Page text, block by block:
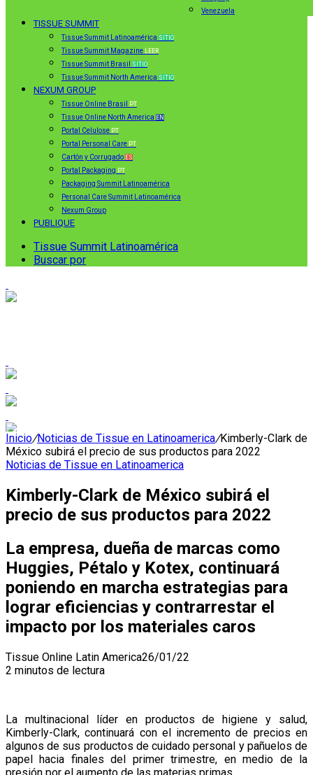
Venezuela
TISSUE SUMMIT
Tissue Summit Latinoamérica SITIO
Tissue Summit Magazine LEER
Tissue Summit Brasil SITIO
Tissue Summit North America SITIO
NEXUM GROUP
Tissue Online Brasil PT
Tissue Online North America EN
Portal Celulose PT
Portal Personal Care PT
Cartón y Corrugado ES
Portal Packaging PT
Packaging Summit Latinoamérica
Personal Care Summit Latinoamérica
Nexum Group
PUBLIQUE
Tissue Summit Latinoamérica
Buscar por
Inicio/Noticias de Tissue en Latinoamerica/Kimberly-Clark de
México subirá el precio de sus productos para 2022
Noticias de Tissue en Latinoamerica
Kimberly-Clark de México subirá el
precio de sus productos para 2022
La empresa, dueña de marcas como
Huggies, Pétalo y Kotex, continuará
poniendo en marcha estrategias para
lograr eficiencias y contrarrestar el
impacto por los materiales caros
Tissue Online Latin America26/01/22
2 minutos de lectura
La multinacional líder en productos de higiene y salud,
Kimberly-Clark, continuará con el incremento de precios en
algunos de sus productos de cuidado personal y pañuelos de
papel hacia finales del primer trimestre, en medio de la